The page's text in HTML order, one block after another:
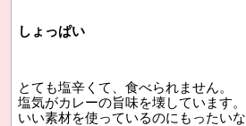
しょっぱい
とても塩辛くて、食べられません。
塩気がカレーの旨味を壊しています。
いい素材を使っているのにもったいな